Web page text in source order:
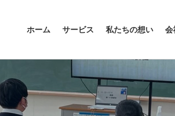
ホーム サービス 私たちの想い 会